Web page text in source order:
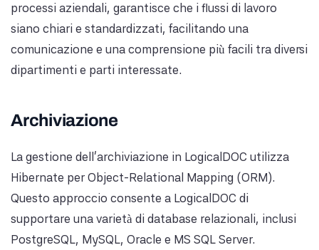
processi aziendali, garantisce che i flussi di lavoro
siano chiari e standardizzati, facilitando una
comunicazione e una comprensione più facili tra diversi
dipartimenti e parti interessate.
Archiviazione
La gestione dell'archiviazione in LogicalDOC utilizza
Hibernate per Object-Relational Mapping (ORM).
Questo approccio consente a LogicalDOC di
supportare una varietà di database relazionali, inclusi
PostgreSQL, MySQL, Oracle e MS SQL Server.